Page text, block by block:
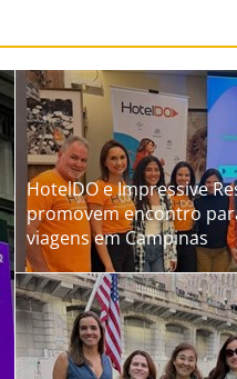
estruturação e o
chapters latino-
HotelDO e Impressive
promovem encontro
viagens em Campinas